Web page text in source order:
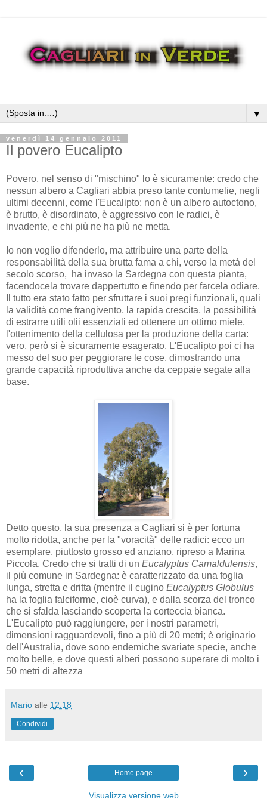
▼
venerdì 14 gennaio 2011
Il povero Eucalipto
Povero, nel senso di "mischino" lo è sicuramente: credo che
nessun albero a Cagliari abbia preso tante contumelie, negli
ultimi decenni, come l'Eucalipto: non è un albero autoctono,
è brutto, è disordinato, è aggressivo con le radici, è
invadente, e chi più ne ha più ne metta.
Io non voglio difenderlo, ma attribuire una parte della
responsabilità della sua brutta fama a chi, verso la metà del
secolo scorso, ha invaso la Sardegna con questa pianta,
facendocela trovare dappertutto e finendo per farcela odiare.
Il tutto era stato fatto per sfruttare i suoi pregi funzionali, quali
la validità come frangivento, la rapida crescita, la possibilità
di estrarre utili olii essenziali ed ottenere un ottimo miele,
l'ottenimento della cellulosa per la produzione della carta:
vero, però si è sicuramente esagerato. L'Eucalipto poi ci ha
messo del suo per peggiorare le cose, dimostrando una
grande capacità riproduttiva anche da ceppaie segate alla
base.
Detto questo, la sua presenza a Cagliari si è per fortuna
molto ridotta, anche per la "voracità" delle radici: ecco un
esemplare, piuttosto grosso ed anziano, ripreso a Marina
Piccola. Credo che si tratti di un Eucalyptus Camaldulensis,
il più comune in Sardegna: è caratterizzato da una foglia
lunga, stretta e dritta (mentre il cugino Eucalyptus Globulus
ha la foglia falciforme, cioè curva), e dalla scorza del tronco
che si sfalda lasciando scoperta la corteccia bianca.
L'Eucalipto può raggiungere, per i nostri parametri,
dimensioni ragguardevoli, fino a più di 20 metri; è originario
dell'Australia, dove sono endemiche svariate specie, anche
molto belle, e dove questi alberi possono superare di molto i
50 metri di altezza
Mario alle 12:18
Condividi
‹ ›
Home page
Visualizza versione web